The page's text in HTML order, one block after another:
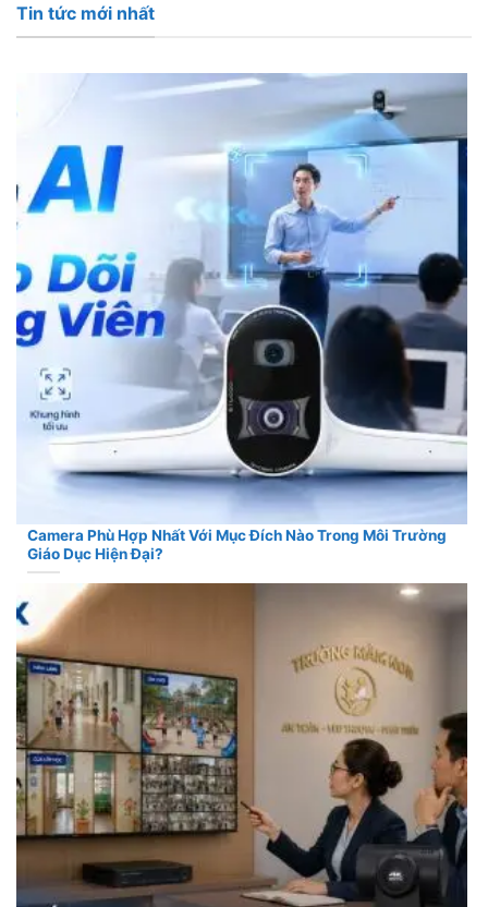
Tin tức mới nhất
Camera Phù Hợp Nhất Với Mục Đích Nào Trong Môi Trường
Giáo Dục Hiện Đại?